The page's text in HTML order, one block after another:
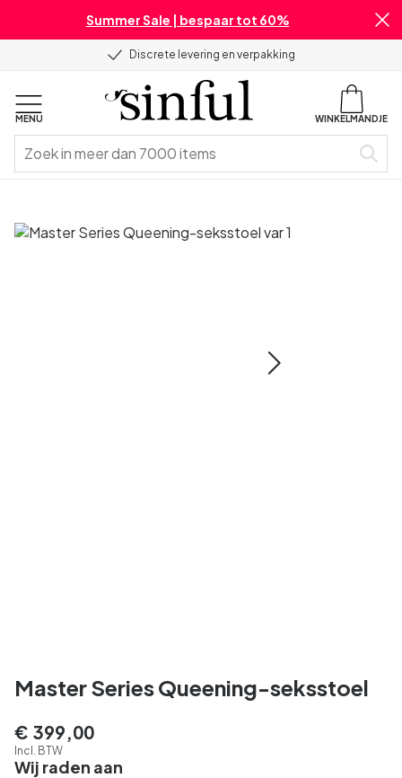
Summer Sale | bespaar tot 60%
Discrete levering en verpakking
MENU WINKELMANDJE
Master Series Queening-seksstoel
€ 399,00
Incl. BTW
Wij raden aan